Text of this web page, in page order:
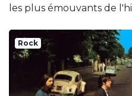
les plus émouvants de
Rock